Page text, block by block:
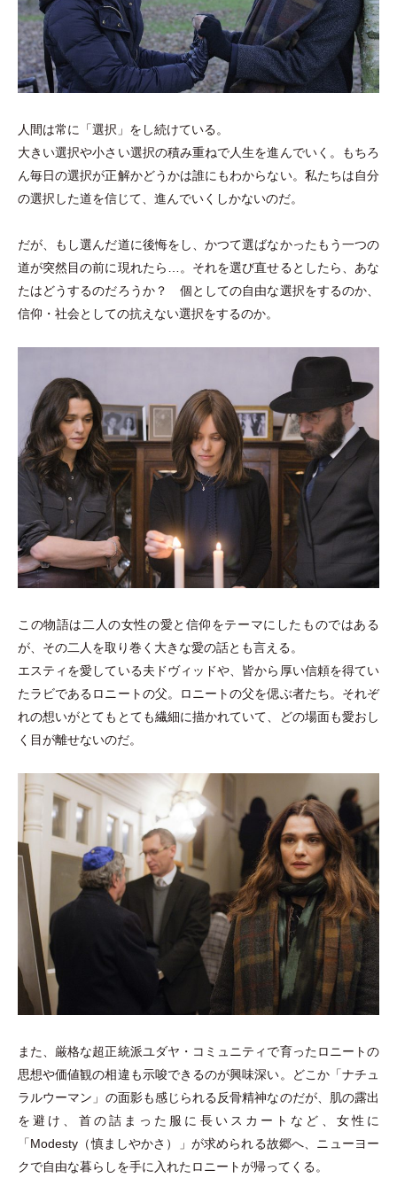
人間は常に 「選択 」 をし続けている。
大きい選択や小さい選択の積み重ねで人生を進んでいく。もちろ
ん毎日の選択が正解かどうかは誰にもわからない。私たちは自分
の選択した道を信じて、進んでいくしかないのだ。
だが、もし選んだ道に後悔をし、かつて選ばなかったもう一つの
道が突然目の前に現れたら…。それを選び直せるとしたら、あな
たはどうするのだろうか？ 個としての自由な選択をするのか、
信仰 ・ 社会としての抗えない選択をするのか。
この物語は二人の女性の愛と信仰をテーマにしたものではある
が、その二人を取り巻く大きな愛の話とも言える。
エスティを愛している夫ドヴィッドや、皆から厚い信頼を得てい
たラビであるロニートの父。ロニートの父を偲ぶ者たち。それぞ
れの想いがとてもとても繊細に描かれていて、どの場面も愛おし
く目が離せないのだ。
また、厳格な超正統派ユダヤ ・ コミュニティで育ったロニートの
思想や価値観の相違も示唆できるのが興味深い。どこか「ナチュ
ラルウーマン 」 の面影も感じられる反骨精神なのだが、肌の露出
を避け、首の詰まった服に長いスカートなど、女性に
「Modesty （慎ましやかさ ） 」 が求められる故郷へ、ニューヨー
クで自由な暮らしを手に入れたロニートが帰ってくる。